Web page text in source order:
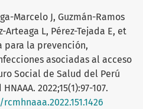
Marcelo J, Guzmán-Ramos
Arteaga L, Pérez-Tejada E, et
para la prevención,
asociadas al acceso
Social de Salud del Perú
2022;15(1):97-107.